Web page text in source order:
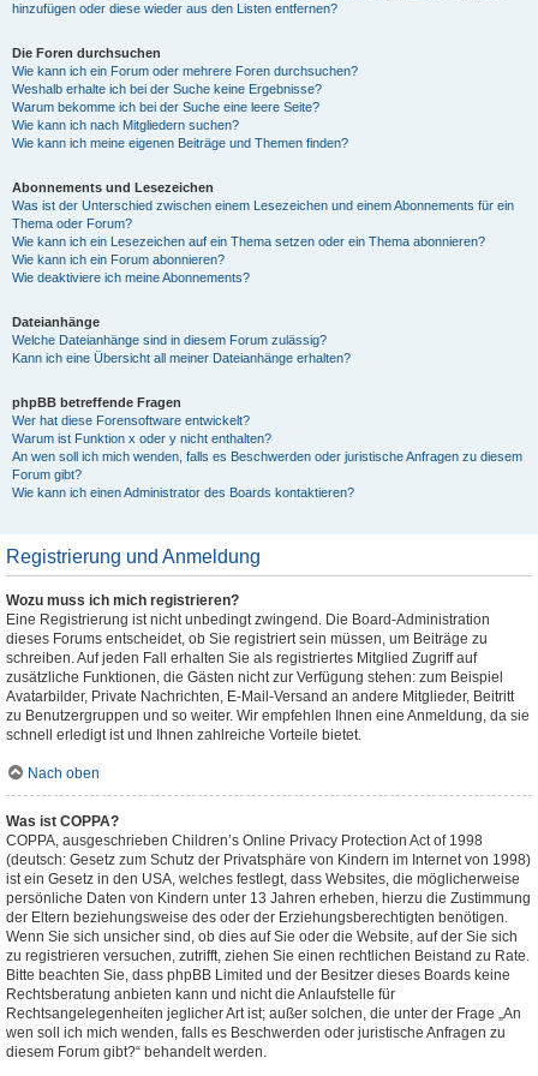
hinzufügen oder diese wieder aus den Listen entfernen?
Die Foren durchsuchen
Wie kann ich ein Forum oder mehrere Foren durchsuchen?
Weshalb erhalte ich bei der Suche keine Ergebnisse?
Warum bekomme ich bei der Suche eine leere Seite?
Wie kann ich nach Mitgliedern suchen?
Wie kann ich meine eigenen Beiträge und Themen finden?
Abonnements und Lesezeichen
Was ist der Unterschied zwischen einem Lesezeichen und einem Abonnements für ein
Thema oder Forum?
Wie kann ich ein Lesezeichen auf ein Thema setzen oder ein Thema abonnieren?
Wie kann ich ein Forum abonnieren?
Wie deaktiviere ich meine Abonnements?
Dateianhänge
Welche Dateianhänge sind in diesem Forum zulässig?
Kann ich eine Übersicht all meiner Dateianhänge erhalten?
phpBB betreffende Fragen
Wer hat diese Forensoftware entwickelt?
Warum ist Funktion x oder y nicht enthalten?
An wen soll ich mich wenden, falls es Beschwerden oder juristische Anfragen zu diesem
Forum gibt?
Wie kann ich einen Administrator des Boards kontaktieren?
Registrierung und Anmeldung
Wozu muss ich mich registrieren?
Eine Registrierung ist nicht unbedingt zwingend. Die Board-Administration
dieses Forums entscheidet, ob Sie registriert sein müssen, um Beiträge zu
schreiben. Auf jeden Fall erhalten Sie als registriertes Mitglied Zugriff auf
zusätzliche Funktionen, die Gästen nicht zur Verfügung stehen: zum Beispiel
Avatarbilder, Private Nachrichten, E-Mail-Versand an andere Mitglieder, Beitritt
zu Benutzergruppen und so weiter. Wir empfehlen Ihnen eine Anmeldung, da sie
schnell erledigt ist und Ihnen zahlreiche Vorteile bietet.
Nach oben
Was ist COPPA?
COPPA, ausgeschrieben Children’s Online Privacy Protection Act of 1998
(deutsch: Gesetz zum Schutz der Privatsphäre von Kindern im Internet von 1998)
ist ein Gesetz in den USA, welches festlegt, dass Websites, die möglicherweise
persönliche Daten von Kindern unter 13 Jahren erheben, hierzu die Zustimmung
der Eltern beziehungsweise des oder der Erziehungsberechtigten benötigen.
Wenn Sie sich unsicher sind, ob dies auf Sie oder die Website, auf der Sie sich
zu registrieren versuchen, zutrifft, ziehen Sie einen rechtlichen Beistand zu Rate.
Bitte beachten Sie, dass phpBB Limited und der Besitzer dieses Boards keine
Rechtsberatung anbieten kann und nicht die Anlaufstelle für
Rechtsangelegenheiten jeglicher Art ist; außer solchen, die unter der Frage „An
wen soll ich mich wenden, falls es Beschwerden oder juristische Anfragen zu
diesem Forum gibt?“ behandelt werden.